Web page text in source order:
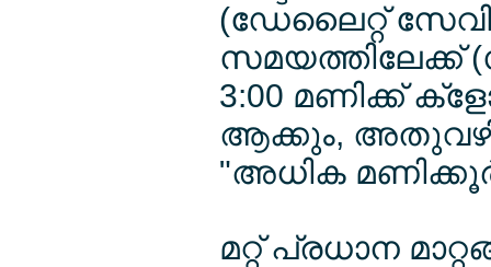
(ഡേലൈറ്റ്
സമയത്തിലേക്ക്
3:00 മണിക്ക്
ആക്കും,
"അധിക
മറ്റ് പ്രധാന